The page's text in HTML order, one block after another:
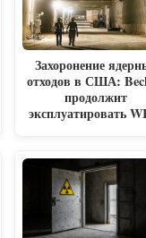
Захоронение
отходов в США:
продолжит
эксплуатировать